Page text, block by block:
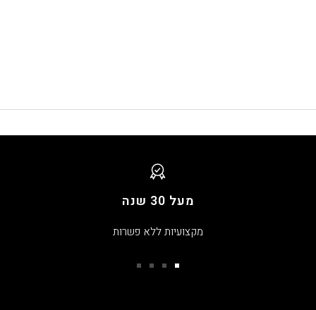
מעל 30 שנה
מקצועיות ללא פשרות